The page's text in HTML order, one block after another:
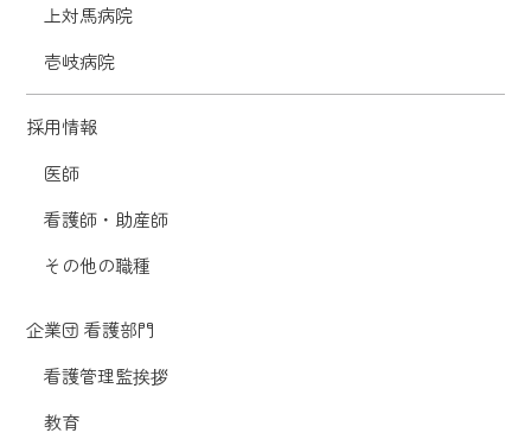
上対馬病院
壱岐病院
採用情報
医師
看護師・助産師
その他の職種
企業団 看護部門
看護管理監挨拶
教育